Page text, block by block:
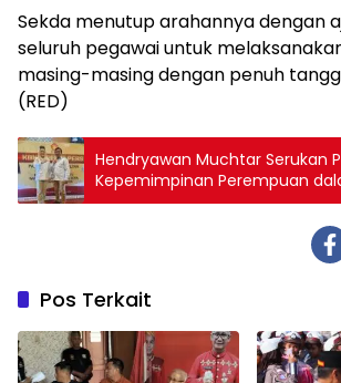
Sekda menutup arahannya dengan
seluruh pegawai untuk
masing-masing dengan penuh
(RED)
Hendryawan Muchtar Serukan
Kepemimpinan Perempuan
Konawe 2024
Pos Terkait